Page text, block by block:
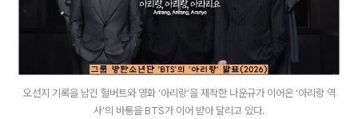
오선지 기록을 남긴 헐버트와 영화 ‘아리랑’을 제작한 나운규가 이어온 ‘아리랑 역
사’의 바통을 BTS가 이어 받아 달리고 있다.